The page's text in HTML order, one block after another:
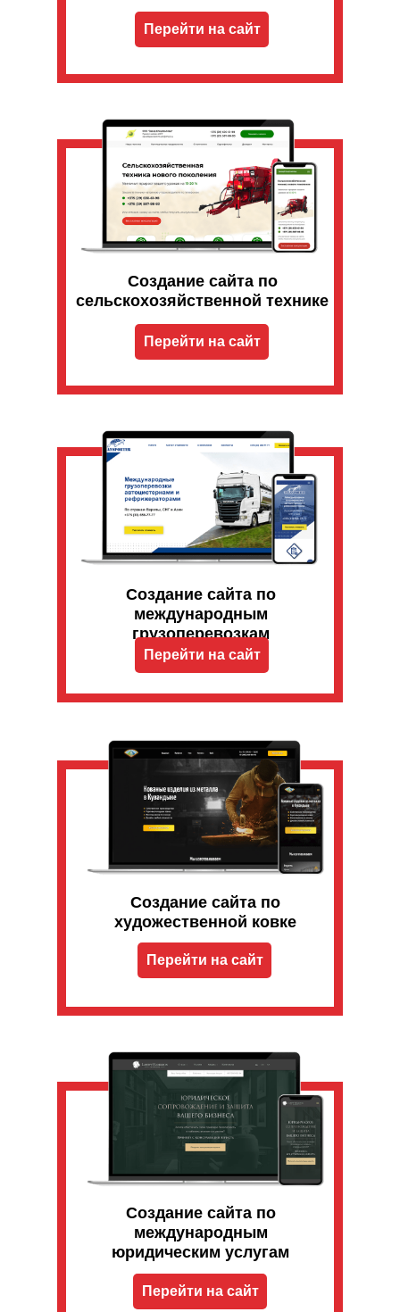
Создание сайта по
сельскохозяйственной технике
Перейти на сайт
Создание сайта по
художественной ковке
Перейти на сайт
Перейти на сайт
Создание сайта по
международным
грузоперевозкам
Перейти на сайт
Создание сайта по
международным
юридическим услугам
Перейти на сайт